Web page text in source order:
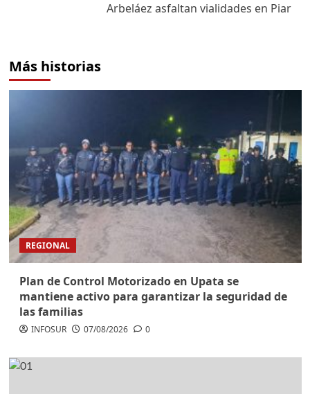
Arbeláez asfaltan vialidades en Piar
Más historias
REGIONAL
Plan de Control Motorizado en Upata se
mantiene activo para garantizar la seguridad de
las familias
INFOSUR 07/08/2026 0